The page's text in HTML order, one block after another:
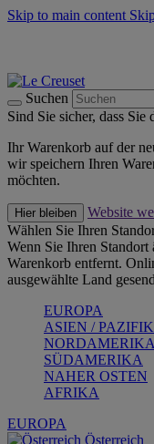
Skip to main content
Suchen
Sind Sie sicher, dass Sie
Ihr Warenkorb auf der
wir speichern Ihren
möchten.
Hier bleiben
Website
Wählen Sie Ihren
Wenn Sie Ihren
Warenkorb entfernt.
ausgewählte Land
EUROPA
ASIEN /
NORDAMERIKA
SÜDAMERIKA
NAHER OSTEN
AFRIKA
EUROPA
Österreich